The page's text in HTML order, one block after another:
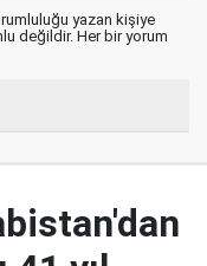
yazan kişiye
değildir. Her bir yorum